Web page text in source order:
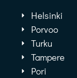
Helsinki
Porvoo
Turku
Tampere
Pori